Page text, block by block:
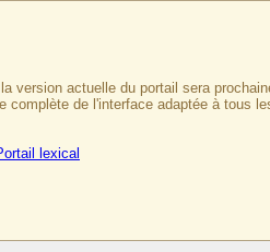
version actuelle du portail sera
complète de l'interface adaptée à tous
lexical